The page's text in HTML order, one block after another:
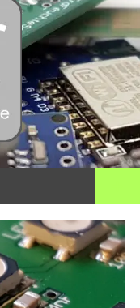
3D
en
DIY, 3D-printen,
onderwerpen.